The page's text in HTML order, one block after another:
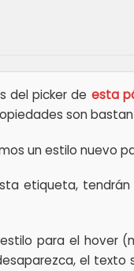
del picker de esta
son
un estilo nuevo
etiqueta,
para el hover
el texto